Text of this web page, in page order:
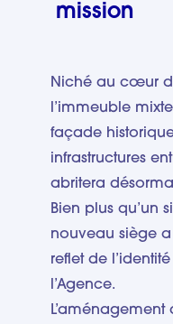
mission
Niché au cœur
l’immeuble
façade
infrastructures
abritera
Bien plus qu’un
nouveau siège
reflet de
l’Agence.
L’aménagement